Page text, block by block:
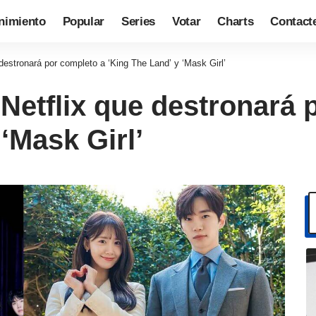
Popular Series Votar Charts
por completo a ‘King The Land’ y ‘Mask Girl’
que destronará
Girl’